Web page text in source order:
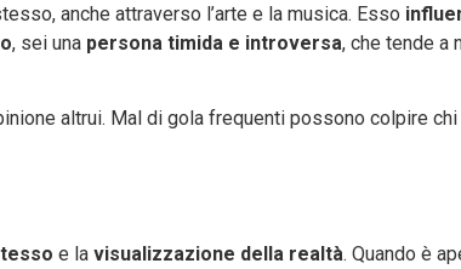
anche attraverso l’arte e la musica. Esso
, sei una persona timida e introversa, che tende a
altrui. Mal di gola frequenti possono colpire
e la visualizzazione della realtà. Quando è